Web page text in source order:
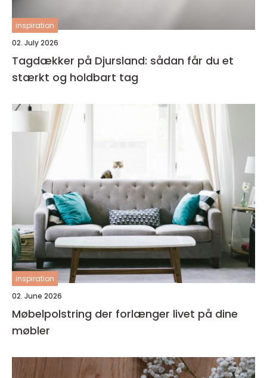
inspiration
02. July 2026
Tagdækker på Djursland: sådan får du et
stærkt og holdbart tag
inspiration
02. June 2026
Møbelpolstring der forlænger livet på dine
møbler